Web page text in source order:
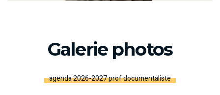
Galerie photos
agenda 2026-2027 prof documentaliste